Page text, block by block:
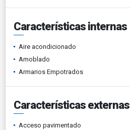
Características internas
Aire acondicionado
Amoblado
Armarios Empotrados
Características externas
Acceso pavimentado